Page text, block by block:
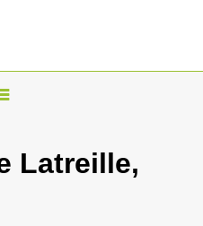
Latreille,